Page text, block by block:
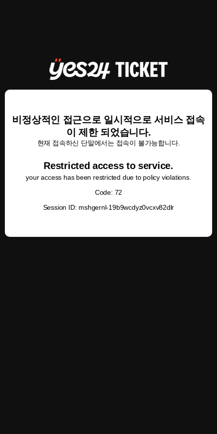
비정상적인 접근으로 일시적으로 서비스 접속
이 제한 되었습니다.
현재 접속하신 단말에서는 접속이 불가능합니다.
Restricted access to service.
your access has been restricted due to policy violations.
Code: 72
Session ID: mshgernl-19b9wcdyz0vcxv82dlr